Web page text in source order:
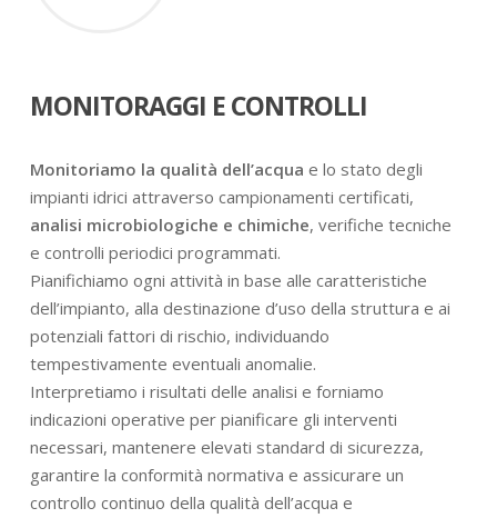
MONITORAGGI E CONTROLLI
Monitoriamo la qualità dell’acqua e lo stato degli
impianti idrici attraverso campionamenti certificati,
analisi microbiologiche e chimiche, verifiche tecniche
e controlli periodici programmati.
Pianifichiamo ogni attività in base alle caratteristiche
dell’impianto, alla destinazione d’uso della struttura e ai
potenziali fattori di rischio, individuando
tempestivamente eventuali anomalie.
Interpretiamo i risultati delle analisi e forniamo
indicazioni operative per pianificare gli interventi
necessari, mantenere elevati standard di sicurezza,
garantire la conformità normativa e assicurare un
controllo continuo della qualità dell’acqua e